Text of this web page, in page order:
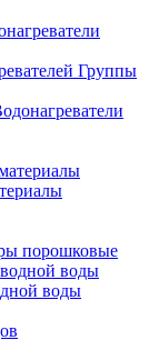
Группы
порошковые
воды